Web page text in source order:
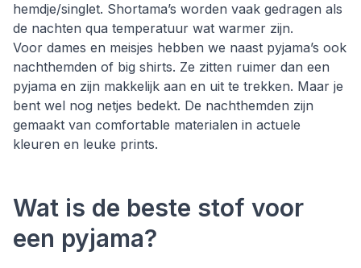
hemdje/singlet. Shortama’s worden vaak gedragen als
de nachten qua temperatuur wat warmer zijn.
Voor dames en meisjes hebben we naast pyjama’s ook
nachthemden of big shirts. Ze zitten ruimer dan een
pyjama en zijn makkelijk aan en uit te trekken. Maar je
bent wel nog netjes bedekt. De nachthemden zijn
gemaakt van comfortable materialen in actuele
kleuren en leuke prints.
Wat is de beste stof voor
een pyjama?